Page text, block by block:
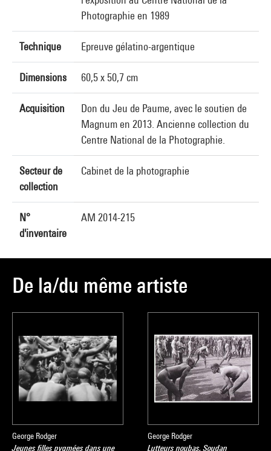
Photographie en 1989
Technique Epreuve gélatino-argentique
Dimensions 60,5 x 50,7 cm
Acquisition
Don du Jeu de Paume, avec le soutien de
Magnum en 2013. Ancienne collection du
Centre National de la Photographie.
Secteur de
collection
Cabinet de la photographie
N°
d'inventaire
AM 2014-215
De la/du même artiste
George Rodger
Jeunes filles pygmées dans une
George Rodger
Lutteurs noubas, Soudan